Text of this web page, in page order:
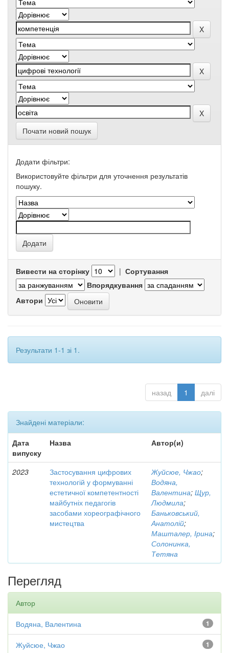
Почати новий пошук
Додати фільтри:
Використовуйте фільтри для уточнення результатів
пошуку.
Вивести на сторінку | Сортування
Впорядкування
Автори
Результати 1-1 зі 1.
назад 1 далі
Знайдені матеріали:
Дата
випуску
Назва Автор(и)
2023
Застосування цифрових
технологій у формуванні
естетичної компетентності
майбутніх педагогів
засобами хореографічного
мистецтва
Жуйсюе, Чжао;
Водяна,
Валентина; Щур,
Людмила;
Баньковський,
Анатолій;
Машталер, Ірина;
Солонинка,
Тетяна
Перегляд
Автор
1
Водяна, Валентина
1
Жуйсюе, Чжао